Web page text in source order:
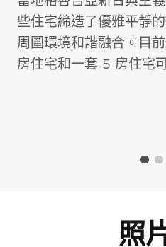
我同意 隱私權政策 和
些住宅締造了優雅平靜
周圍環境和諧融合。目
房住宅和一套 5 房住宅
照